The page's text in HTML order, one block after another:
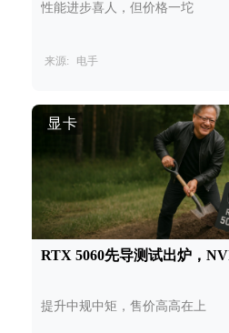
性能进步喜人，但价格一坨
来源: 电手
显卡
RTX 5060先导测试出炉，
提升中规中矩，售价高高在上